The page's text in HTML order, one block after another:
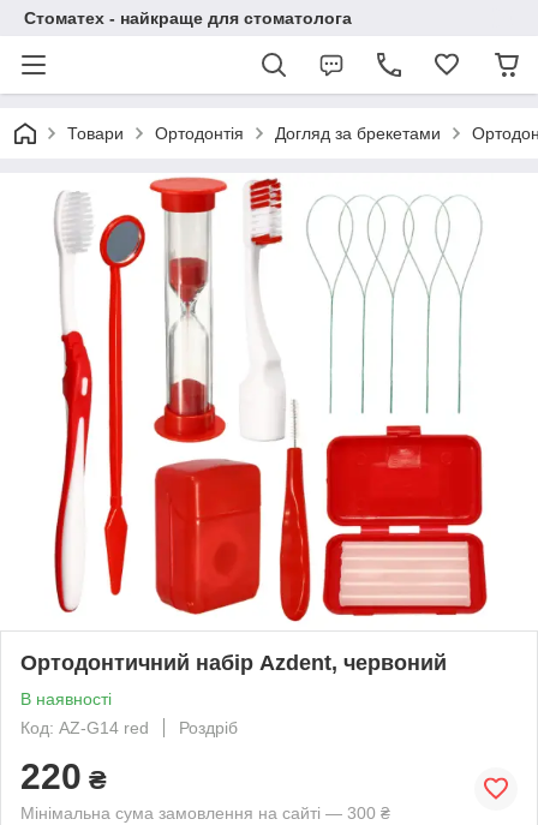
Стоматех - найкраще для стоматолога
Товари Ортодонтія Догляд за брекетами
Ортодонтичний набір Azdent, червоний
В наявності
Код: AZ-G14 red
Роздріб
220 ₴
Мінімальна сума замовлення на сайті — 300 ₴